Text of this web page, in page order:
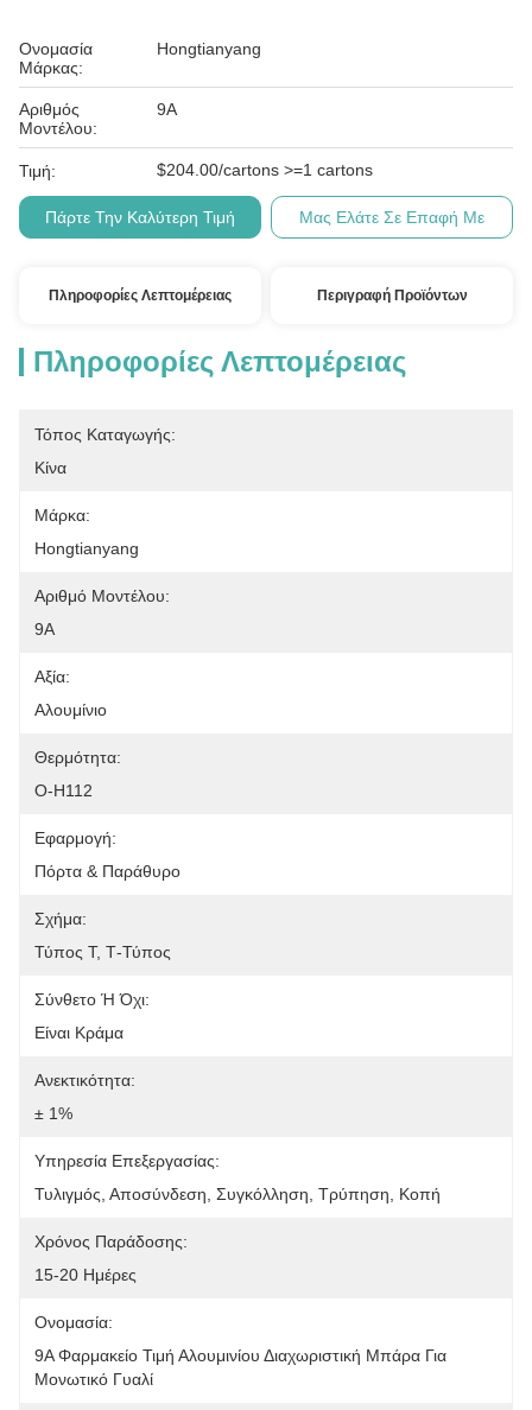
Ονομασία
Μάρκας:
Hongtianyang
Αριθμός
Μοντέλου:
9Α
Τιμή: $204.00/cartons >=1 cartons
Πάρτε Την Καλύτερη Τιμή Μας Ελάτε Σε Επαφή Με
Πληροφορίες Λεπτομέρειας Περιγραφή Προϊόντων
Πληροφορίες Λεπτομέρειας
Τόπος Καταγωγής:
Κίνα
Μάρκα:
Hongtianyang
Αριθμό Μοντέλου:
9Α
Αξία:
Αλουμίνιο
Θερμότητα:
Ο-H112
Εφαρμογή:
Πόρτα & Παράθυρο
Σχήμα:
Τύπος Τ, Τ-Τύπος
Σύνθετο Ή Όχι:
Είναι Κράμα
Ανεκτικότητα:
± 1%
Υπηρεσία Επεξεργασίας:
Τυλιγμός, Αποσύνδεση, Συγκόλληση, Τρύπηση, Κοπή
Χρόνος Παράδοσης:
15-20 Ημέρες
Ονομασία:
9Α Φαρμακείο Τιμή Αλουμινίου Διαχωριστική Μπάρα Για
Μονωτικό Γυαλί